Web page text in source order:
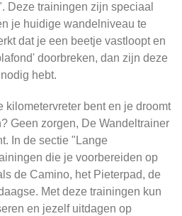
Deze trainingen zijn speciaal
je huidige wandelniveau te
dat je een beetje vastloopt en
doorbreken, dan zijn deze
hebt.
kilometervreter bent en je droomt
Geen zorgen, De Wandeltrainer
In de sectie "Lange
die je voorbereiden op
de Camino, het Pieterpad, de
Met deze trainingen kun
en jezelf uitdagen op